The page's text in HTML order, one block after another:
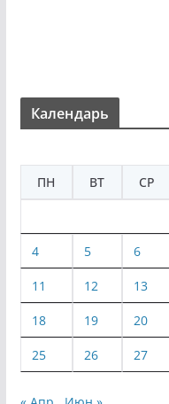
Календарь
ПН
ВТ СР
4 5 6
11 12 13
18 19 20
25 26 27